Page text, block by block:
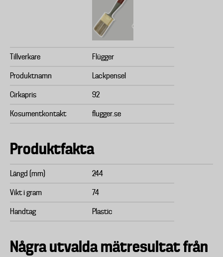
Tillverkare Flügger
Produktnamn Lackpensel
Cirkapris 92
Kosumentkontakt flugger.se
Produktfakta
Längd (mm) 244
Vikt i gram 74
Handtag Plastic
Några utvalda mätresultat från